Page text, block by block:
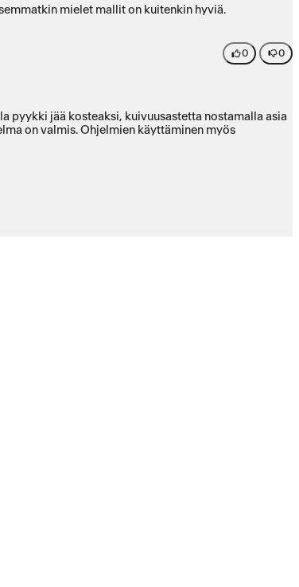
mielet mallit on kuitenkin hyviä.
0 0
pyykki jää kosteaksi, kuivuusastetta nostamalla asia
on valmis. Ohjelmien käyttäminen myös